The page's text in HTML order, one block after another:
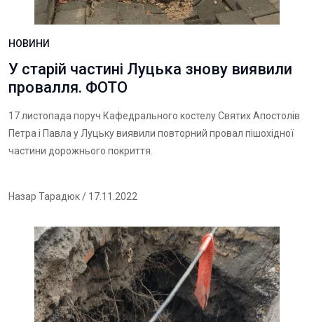
НОВИНИ
У старій частині Луцька знову виявили
провалля. ФОТО
17 листопада поруч Кафедрального костелу Святих Апостолів
Петра і Павла у Луцьку виявили повторний провал пішохідної
частини дорожнього покриття.
Назар Тарадюк/ 17.11.2022